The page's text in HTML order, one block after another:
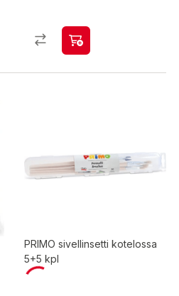
PRIMO sivellinsetti kotelossa
5+5 kpl